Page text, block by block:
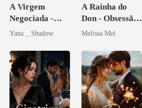
A Virgem
Negociada -
Uma flor para o
Yana _ Shadow
A Rainha do
Don - Obsessão,
Paixão e Sangue
Melissa Mel